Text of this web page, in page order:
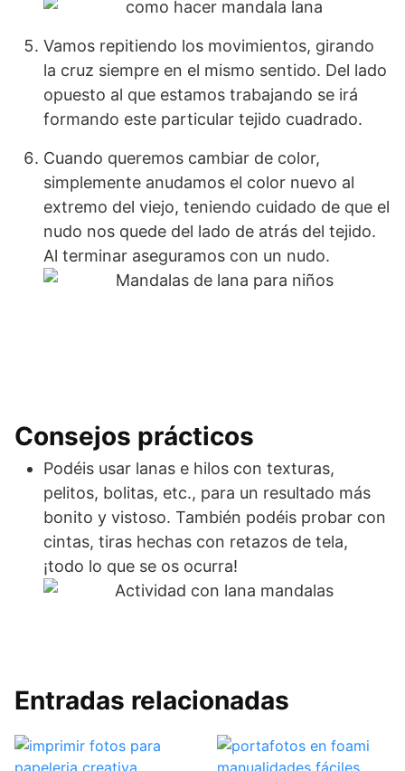
Vamos repitiendo los movimientos, girando
la cruz siempre en el mismo sentido. Del lado
opuesto al que estamos trabajando se irá
formando este particular tejido cuadrado.
Cuando queremos cambiar de color,
simplemente anudamos el color nuevo al
extremo del viejo, teniendo cuidado de que el
nudo nos quede del lado de atrás del tejido.
Al terminar aseguramos con un nudo.
Consejos prácticos
Podéis usar lanas e hilos con texturas,
pelitos, bolitas, etc., para un resultado más
bonito y vistoso. También podéis probar con
cintas, tiras hechas con retazos de tela,
¡todo lo que se os ocurra!
Entradas relacionadas